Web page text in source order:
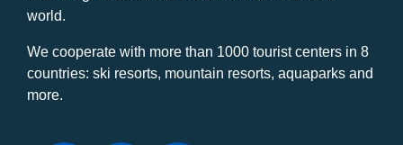
world.
We cooperate with more than 1000 tourist centers in 8
countries: ski resorts, mountain resorts, aquaparks and
more.